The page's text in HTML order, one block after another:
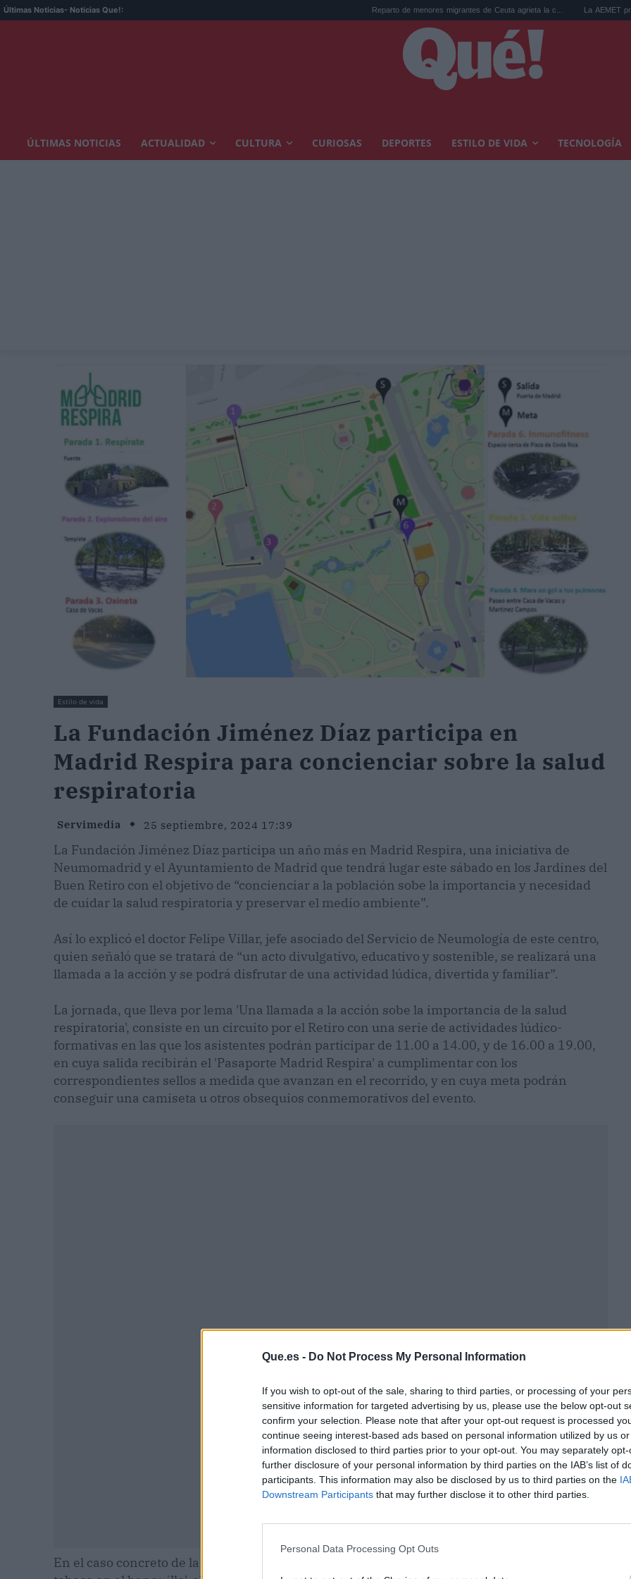
Que.es - Do Not Process My Personal Information
If you wish to opt-out of the sale, sharing to third parties, or processing of your
sensitive information for targeted advertising by us, please use the below opt-out
confirm your selection. Please note that after your opt-out request is processed
continue seeing interest-based ads based on personal information utilized by us
information disclosed to third parties prior to your opt-out. You may separately
further disclosure of your personal information by third parties on the IAB’s list of
participants. This information may also be disclosed by us to third parties on the
Downstream Participants that may further disclose it to other third parties.
Personal Data Processing Opt Outs
Últimas Noticias- Noticias Que!: Reparto de menores migrantes de Ceuta agrieta la c... La AEMET prepara una
ÚLTIMAS NOTICIAS ACTUALIDAD CULTURA CURIOSAS DEPORTES ESTILO DE VIDA TECNOLOGÍA
Estilo de vida
La Fundación Jiménez Díaz participa en
Madrid Respira para concienciar sobre la salud
respiratoria
Servimedia 25 septiembre, 2024 17:39
La Fundación Jiménez Díaz participa un año más en Madrid Respira, una iniciativa de
Neumomadrid y el Ayuntamiento de Madrid que tendrá lugar este sábado en los Jardines del
Buen Retiro con el objetivo de “concienciar a la población sobe la importancia y necesidad
de cuidar la salud respiratoria y preservar el medio ambiente”.
Así lo explicó el doctor Felipe Villar, jefe asociado del Servicio de Neumología de este centro,
quien señaló que se tratará de “un acto divulgativo, educativo y sostenible, se realizará una
llamada a la acción y se podrá disfrutar de una actividad lúdica, divertida y familiar”.
La jornada, que lleva por lema 'Una llamada a la acción sobe la importancia de la salud
respiratoria', consiste en un circuito por el Retiro con una serie de actividades lúdico-
formativas en las que los asistentes podrán participar de 11.00 a 14.00, y de 16.00 a 19.00,
en cuya salida recibirán el 'Pasaporte Madrid Respira' a cumplimentar con los
correspondientes sellos a medida que avanzan en el recorrido, y en cuya meta podrán
conseguir una camiseta u otros obsequios conmemorativos del evento.
En el caso concreto de la Fundación Jiménez Díaz, y bajo el nombre 'Marca y gol. Deja el